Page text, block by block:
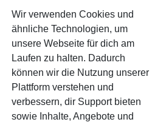
Hotelbeschreibung
Wir verwenden Cookies und
ähnliche Technologien, um
unsere Webseite für dich am
Laufen zu halten. Dadurch
können wir die Nutzung unserer
Plattform verstehen und
verbessern, dir Support bieten
sowie Inhalte, Angebote und